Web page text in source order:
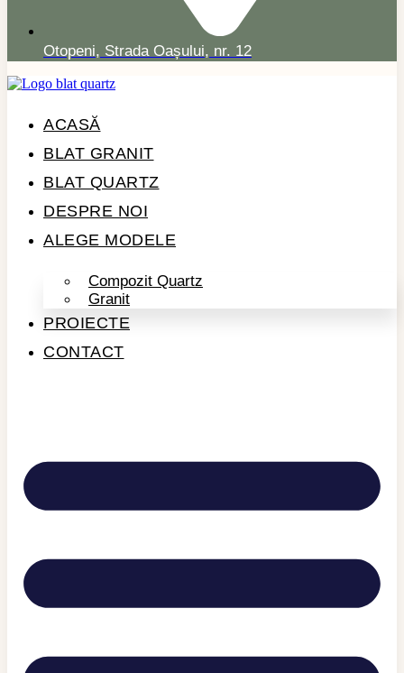
Otopeni, Strada Oașului, nr. 12
ACASĂ
BLAT GRANIT
BLAT QUARTZ
DESPRE NOI
ALEGE MODELE
Compozit Quartz
Granit
PROIECTE
CONTACT